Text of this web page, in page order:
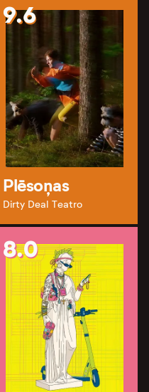
9.6
Plēsoņas
Dirty Deal Teatro
8.0